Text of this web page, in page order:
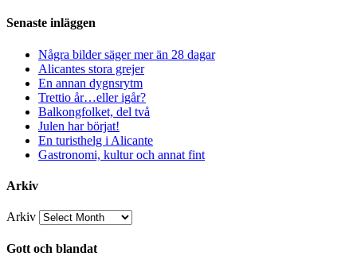
Senaste inläggen
Några bilder säger mer än 28 dagar
Alicantes stora grejer
En annan dygnsrytm
Trettio år…eller igår?
Balkongfolket, del två
Julen har börjat!
En turisthelg i Alicante
Gastronomi, kultur och annat fint
Arkiv
Arkiv
Gott och blandat